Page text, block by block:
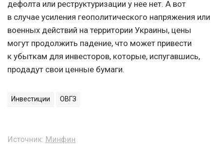
дефолта или реструктуризации у нее нет. А вот
в случае усиления геополитического напряжения или
военных действий на территории Украины, цены
могут продолжить падение, что может привести
к убыткам для инвесторов, которые, испугавшись,
продадут свои ценные бумаги.
Инвестиции ОВГЗ
Источник: Минфин